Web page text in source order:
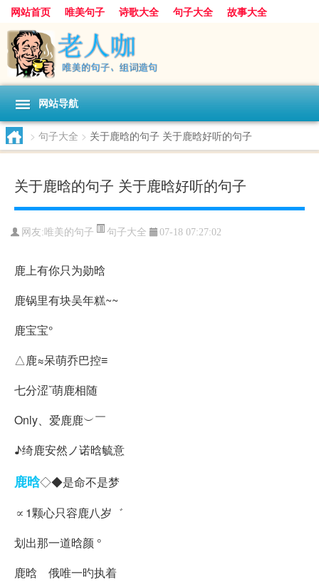
网站首页 唯美句子 诗歌大全 句子大全
故事大全
人生感悟
其他美文 美文欣赏
感人故事
句子分类
网站导航
> 句子大全 > 关于鹿晗的句子 关于鹿晗好听的句子
关于鹿晗的句子 关于鹿晗好听的句子
网友: 唯美的句子 句子大全 07-18 07:27:02
鹿上有你只为勋晗
鹿锅里有块吴年糕~~
鹿宝宝°
△鹿≈呆萌乔巴控≡
七分涩ˇ萌鹿相随
Only、爱鹿鹿︶￣
♪绮鹿安然ノ诺晗毓意
鹿晗◇◆是命不是梦
∝1颗心只容鹿八岁゛
划出那一道晗颜 °
鹿晗ゞ俄唯一旳执着